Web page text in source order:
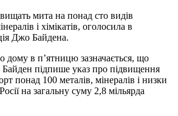
мита на понад сто видів
і хімікатів, оголосила в
Джо Байдена.
дому в п’ятницю зазначається, що
підпише указ про підвищення
понад 100 металів, мінералів і низки
на загальну суму 2,8 мільярда